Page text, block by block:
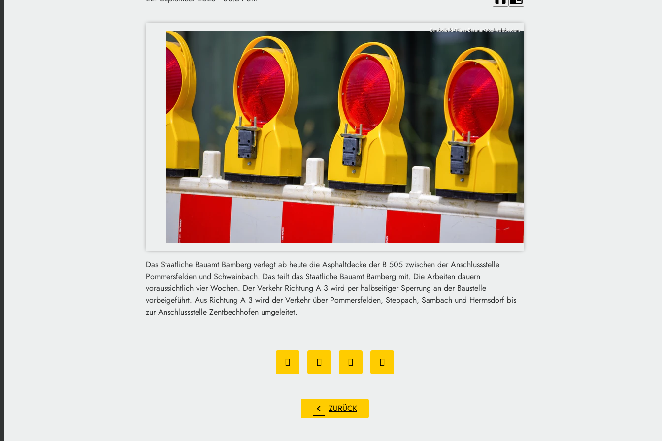
Symbolbild/Klaus Brauner/stock.adobe.com
Das Staatliche Bauamt Bamberg verlegt ab heute die Asphaltdecke der B 505 zwischen der Anschlussstelle
Pommersfelden und Schweinbach. Das teilt das Staatliche Bauamt Bamberg mit. Die Arbeiten dauern
voraussichtlich vier Wochen. Der Verkehr Richtung A 3 wird per halbseitiger Sperrung an der Baustelle
vorbeigeführt. Aus Richtung A 3 wird der Verkehr über Pommersfelden, Steppach, Sambach und Herrnsdorf bis
zur Anschlussstelle Zentbechhofen umgeleitet.
chevron_left ZURÜCK